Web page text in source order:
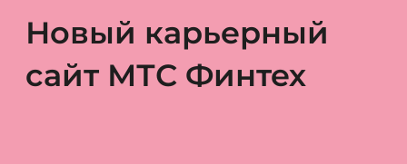
Новый карьерный
сайт МТС Финтех